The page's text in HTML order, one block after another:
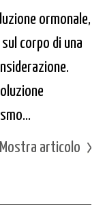
ormonale,
corpo di una
Mostra articolo